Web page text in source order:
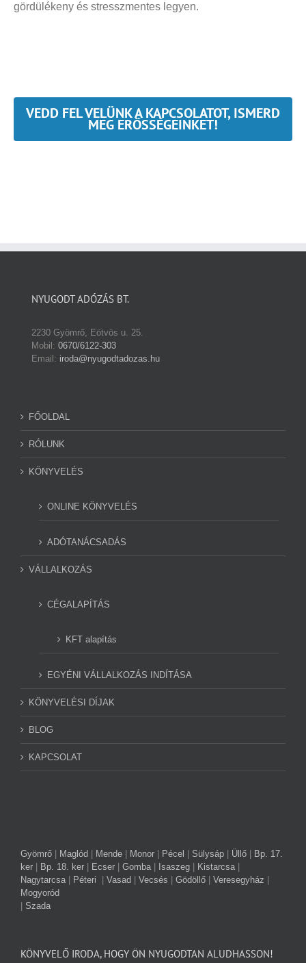
gördülékeny és stresszmentes legyen.
VEDD FEL VELÜNK A KAPCSOLATOT, ISMERD
MEG ERŐSSÉGEINKET!
NYUGODT ADÓZÁS BT.
2230 Gyömrő, Eötvös u. 25.
Mobil: 0670/6122-303
Email: iroda@nyugodtadozas.hu
FŐOLDAL
RÓLUNK
KÖNYVELÉS
ONLINE KÖNYVELÉS
ADÓTANÁCSADÁS
VÁLLALKOZÁS
CÉGALAPÍTÁS
KFT alapítás
EGYÉNI VÁLLALKOZÁS INDÍTÁSA
KÖNYVELÉSI DÍJAK
BLOG
KAPCSOLAT
Gyömrő Maglód Mende Monor Pécel Sülysáp Üllő
Bp. 17.
ker
Bp. 18. ker Ecser Gomba Isaszeg Kistarcsa
Nagytarcsa
Péteri Vasad Vecsés Gödöllő Veresegyház
Mogyoród
Szada
KÖNYVELŐ IRODA, HOGY ÖN NYUGODTAN ALUDHASSON!